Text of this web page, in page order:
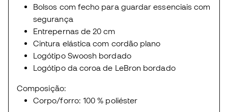
Bolsos com fecho para guardar essenciais com
segurança
Entrepernas de 20 cm
Cintura elástica com cordão plano
Logótipo Swoosh bordado
Logótipo da coroa de LeBron bordado
Composição:
Corpo/forro: 100 % poliéster